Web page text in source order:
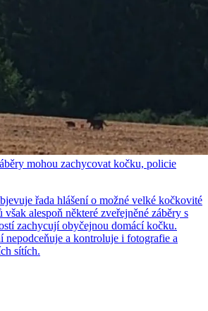
mohou zachycovat kočku, policie
řada hlášení o možné velké kočkovité
alespoň některé zveřejněné záběry s
zachycují obyčejnou domácí kočku.
nepodceňuje a kontroluje i fotografie a
sítích.